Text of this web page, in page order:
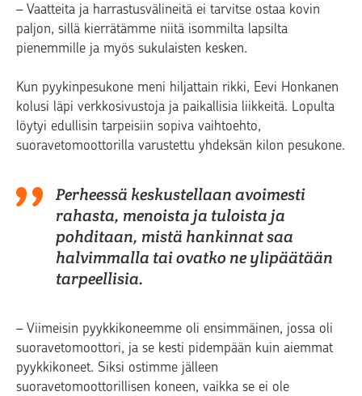
– Vaatteita ja harrastusvälineitä ei tarvitse ostaa kovin
paljon, sillä kierrätämme niitä isommilta lapsilta
pienemmille ja myös sukulaisten kesken.
Kun pyykinpesukone meni hiljattain rikki, Eevi Honkanen
kolusi läpi verkkosivustoja ja paikallisia liikkeitä. Lopulta
löytyi edullisin tarpeisiin sopiva vaihtoehto,
suoravetomoottorilla varustettu yhdeksän kilon pesukone.
Perheessä keskustellaan avoimesti
rahasta, menoista ja tuloista ja
pohditaan, mistä hankinnat saa
halvimmalla tai ovatko ne ylipäätään
tarpeellisia.
– Viimeisin pyykkikoneemme oli ensimmäinen, jossa oli
suoravetomoottori, ja se kesti pidempään kuin aiemmat
pyykkikoneet. Siksi ostimme jälleen
suoravetomoottorillisen koneen, vaikka se ei ole